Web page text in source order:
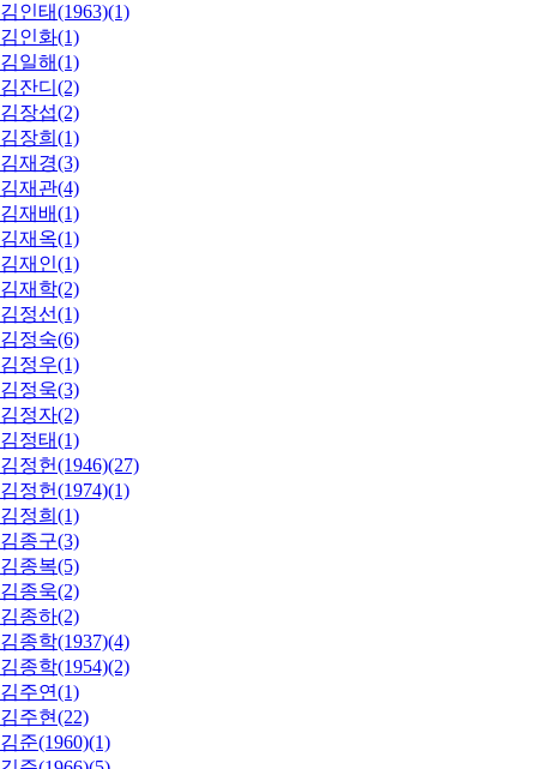
김인태(1963)(1)
김인화(1)
김일해(1)
김잔디(2)
김장섭(2)
김장희(1)
김재경(3)
김재관(4)
김재배(1)
김재옥(1)
김재인(1)
김재학(2)
김정선(1)
김정숙(6)
김정우(1)
김정욱(3)
김정자(2)
김정태(1)
김정헌(1946)(27)
김정헌(1974)(1)
김정희(1)
김종구(3)
김종복(5)
김종욱(2)
김종하(2)
김종학(1937)(4)
김종학(1954)(2)
김주연(1)
김주현(22)
김준(1960)(1)